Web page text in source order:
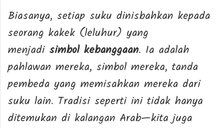
Biasanya, setiap suku dinisbahkan kepada
seorang kakek (leluhur) yang
menjadi simbol kebanggaan. Ia adalah
pahlawan mereka, simbol mereka, tanda
pembeda yang memisahkan mereka dari
suku lain. Tradisi seperti ini tidak hanya
ditemukan di kalangan Arab—kita juga